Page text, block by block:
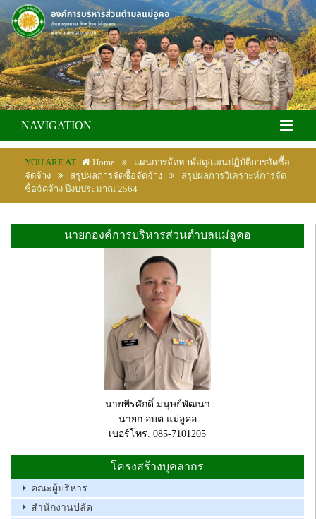
NAVIGATION
YOU ARE AT Home
แผนการจัดหาพัสดุ/แผนปฏิบัติการจัดซื้อ
จัดจ้าง
สรุปผลการจัดซื้อจัดจ้าง
สรุปผลการวิเคราะห์การจัด
ซื้อจัดจ้าง ปีงบประมาณ 2564
นายกองค์การบริหารส่วนตำบลแม่อูคอ
นายพีรศักดิ์ มนุษย์พัฒนา
นายก อบต.แม่อูคอ
เบอร์โทร. 085-7101205
โครงสร้างบุคลากร
คณะผู้บริหาร
สำนักงานปลัด